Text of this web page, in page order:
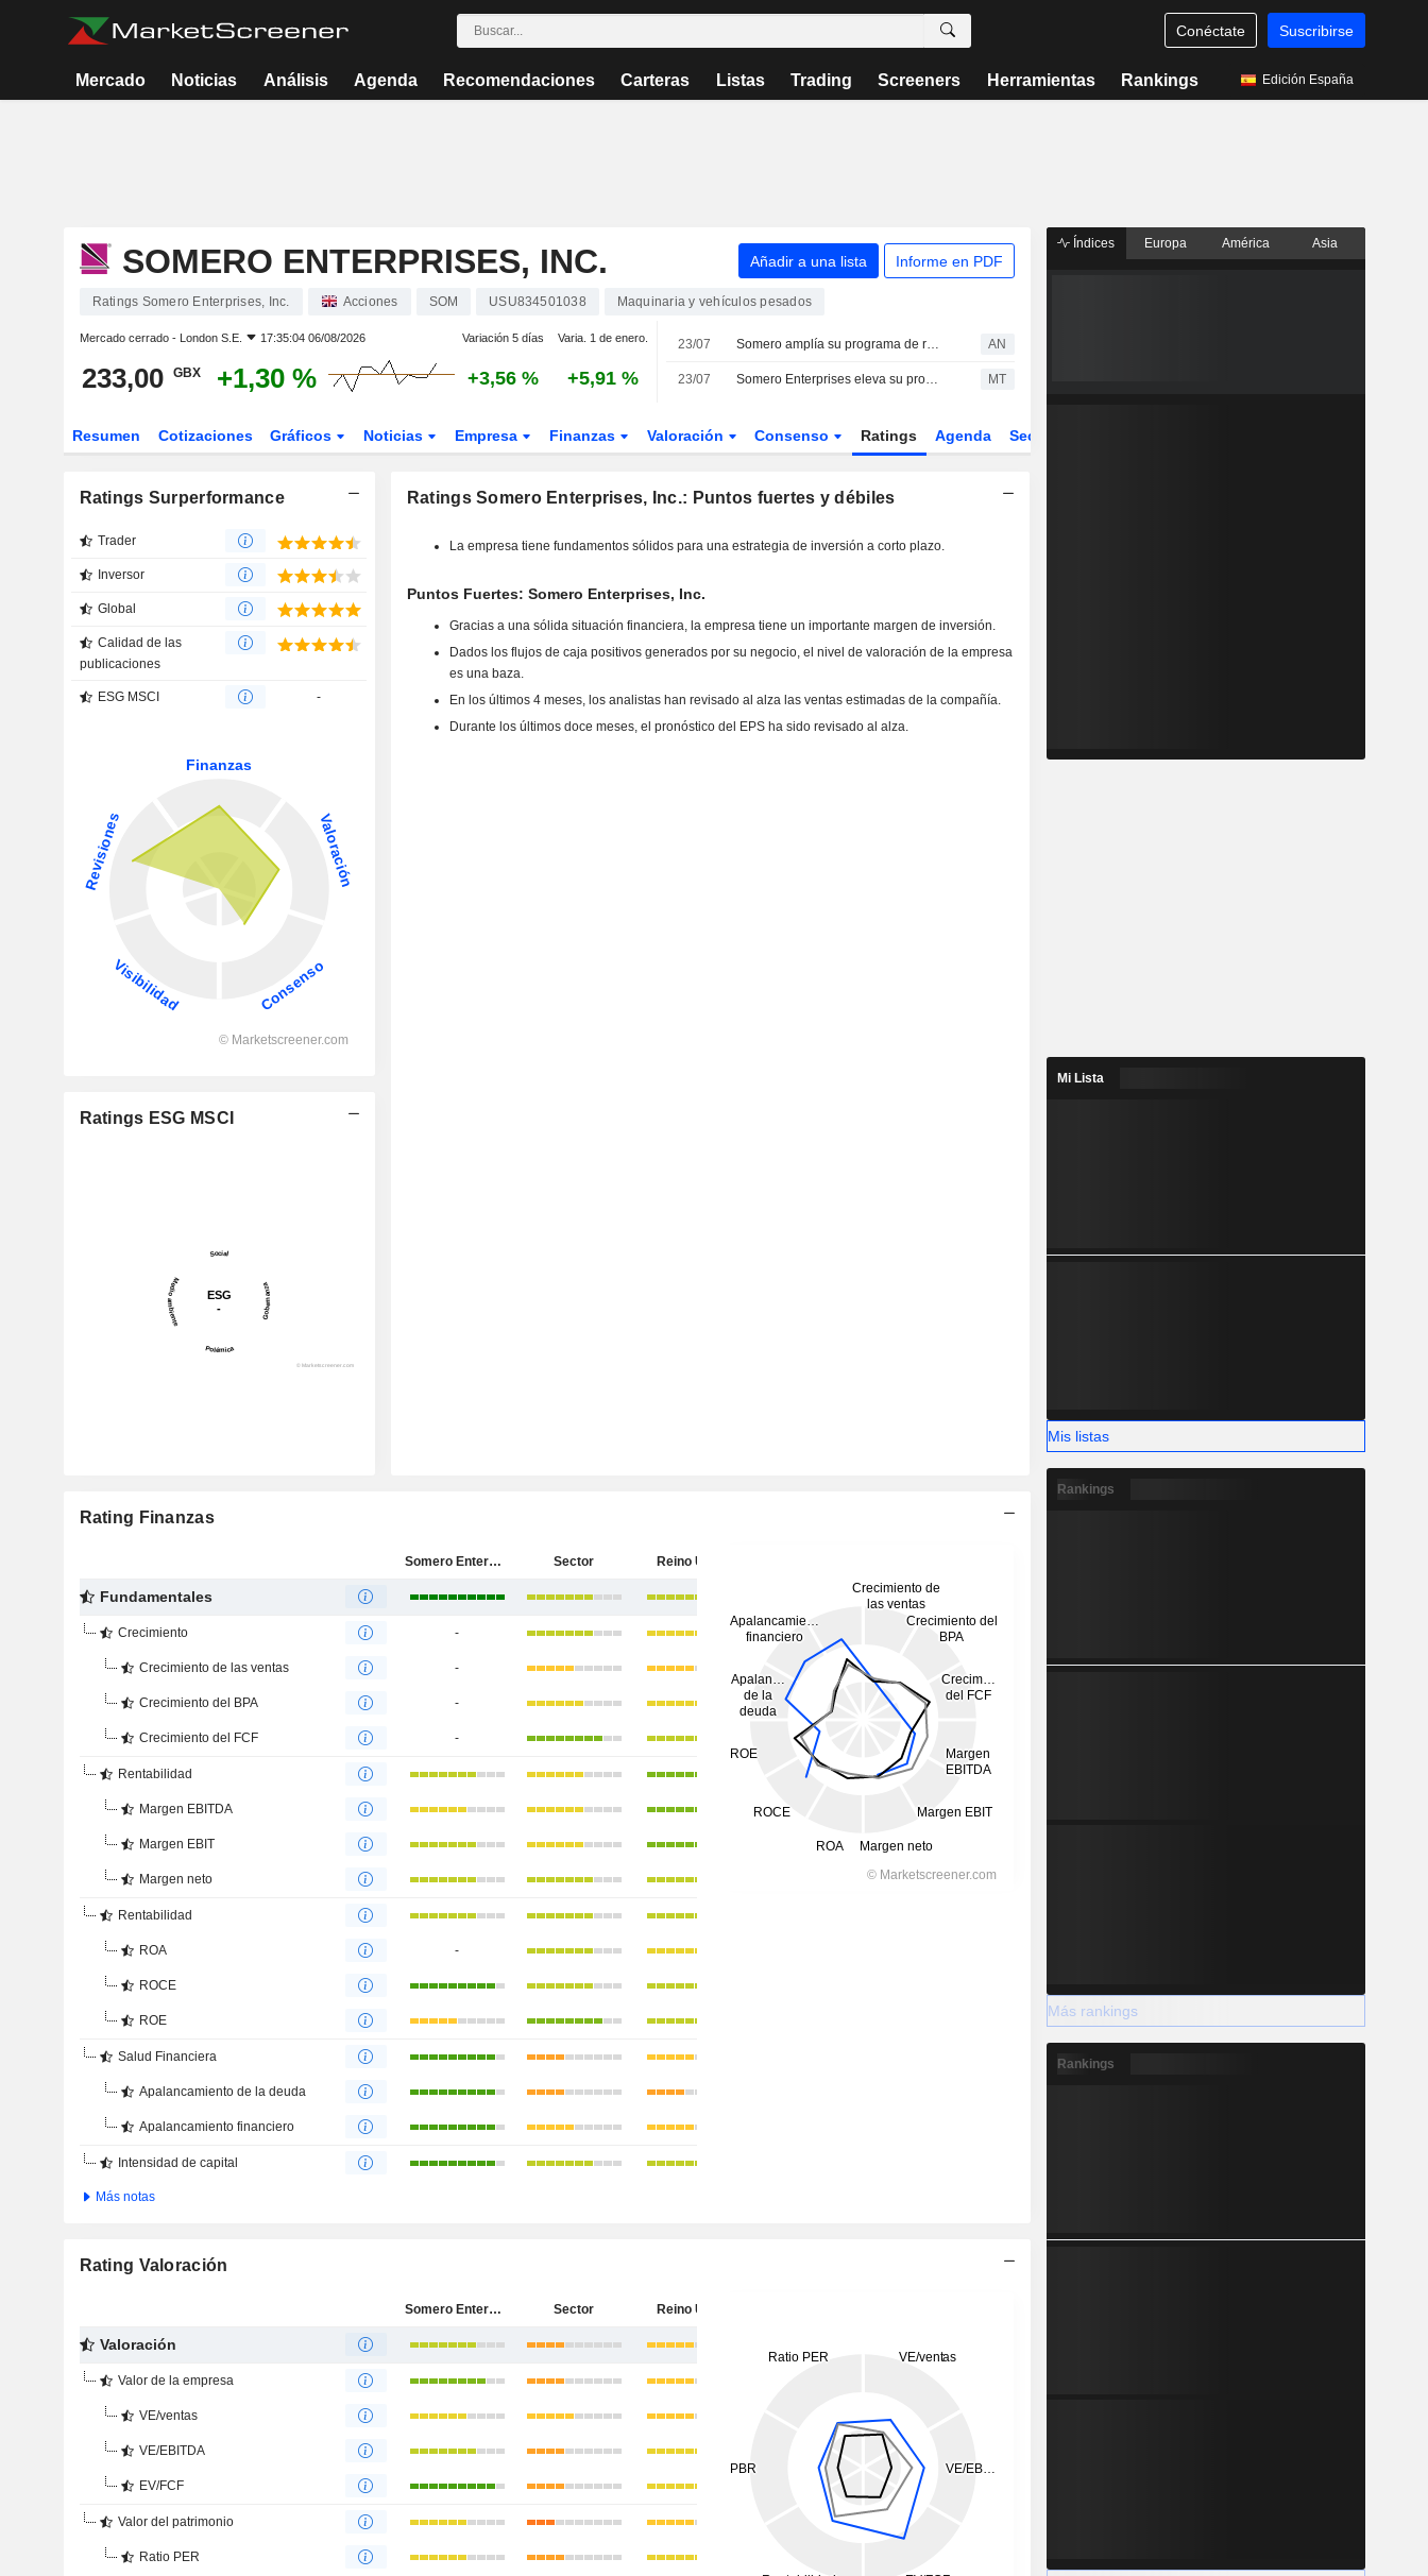
Conéctate Suscribirse
Mercado Noticias Análisis Agenda Recomendaciones Carteras Listas Trading Screeners Herramientas Rankings Edición España
SOMERO ENTERPRISES, INC. Añadir a una lista Informe en PDF
Ratings Somero Enterprises, Inc. Acciones SOM USU834501038 Maquinaria y vehículos pesados
Mercado cerrado - London S.E. 17:35:04 06/08/2026 Variación 5 días Varia. 1 de enero.
233,00 GBX +1,30 % +3,56 % +5,91 %
23/07 Somero amplía su programa de recompra; Talisman anuncia un hallazgo oportunista AN
23/07 Somero Enterprises eleva su programa de recompra de acciones hasta los 12 millones USD MT
Resumen Cotizaciones Gráficos Noticias Empresa Finanzas Valoración Consenso Ratings Agenda Sector
Ratings Surperformance
Trader
Inversor
Global
Calidad de las
publicaciones
ESG MSCI -
Ratings ESG MSCI
Ratings Somero Enterprises, Inc.: Puntos fuertes y débiles
La empresa tiene fundamentos sólidos para una estrategia de inversión a corto plazo.
Puntos Fuertes: Somero Enterprises, Inc.
Gracias a una sólida situación financiera, la empresa tiene un importante margen de inversión.
Dados los flujos de caja positivos generados por su negocio, el nivel de valoración de la empresa
es una baza.
En los últimos 4 meses, los analistas han revisado al alza las ventas estimadas de la compañía.
Durante los últimos doce meses, el pronóstico del EPS ha sido revisado al alza.
Rating Finanzas
Somero Enterprises, Inc. Sector Reino Unido
Fundamentales
Crecimiento -
Crecimiento de las ventas -
Crecimiento del BPA -
Crecimiento del FCF -
Rentabilidad
Margen EBITDA
Margen EBIT
Margen neto
Rentabilidad
ROA -
ROCE
ROE
Salud Financiera
Apalancamiento de la deuda
Apalancamiento financiero
Intensidad de capital
Más notas
Rating Valoración
Somero Enterprises, Inc. Sector Reino Unido
Valoración
Valor de la empresa
VE/ventas
VE/EBITDA
EV/FCF
Valor del patrimonio
Ratio PER
Índices Europa América Asia
Mi Lista
Mis listas
Rankings
Más rankings
Rankings